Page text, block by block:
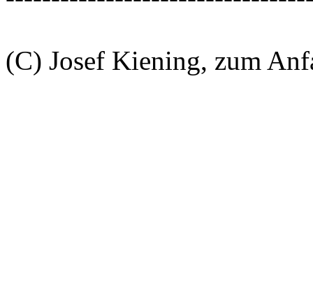
(C) Josef Kiening, zum